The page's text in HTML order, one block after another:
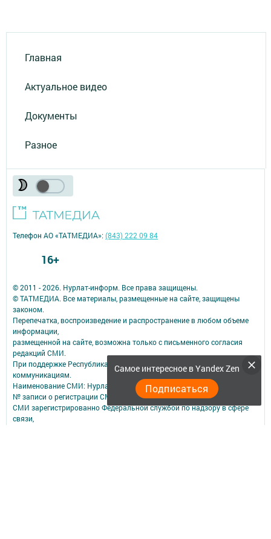
Главная
Актуальное видео
Документы
Разное
Самое интересное в Yandex Zen
Подписаться
© 2011 - 2026. Нурлат-⁠информ. Все права защищены.
© ТАТМЕДИА. Все материалы, размещенные на сайте, защищены
законом.
Перепечатка, воспроизведение и распространение в любом объеме
информации,
размещенной на сайте, возможна только с письменного согласия
редакций СМИ.
При поддержке Республиканского агентства по печати и массовым
коммуникациям.
Наименование СМИ: Нурлат-⁠информ
№ записи о регистрации СМИ, дата: ЭЛ № ФС 77 -⁠ 73782 от 05.10.2018
СМИ зарегистрированно Федеральной службой по надзору в сфере
связи,
Телефон АО «ТАТМЕДИА»:(843) 222 09 84
16+